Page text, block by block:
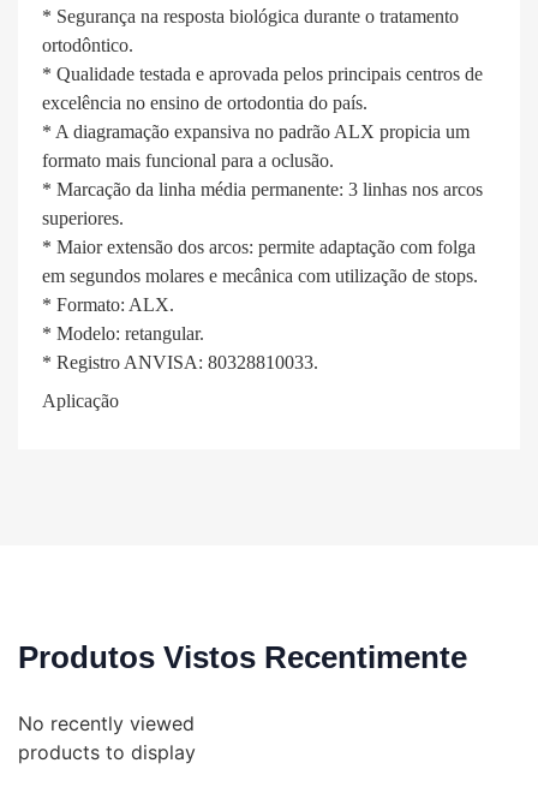
* Segurança na resposta biológica durante o tratamento
ortodôntico.
* Qualidade testada e aprovada pelos principais centros de
excelência no ensino de ortodontia do país.
* A diagramação expansiva no padrão ALX propicia um
formato mais funcional para a oclusão.
* Marcação da linha média permanente: 3 linhas nos arcos
superiores.
* Maior extensão dos arcos: permite adaptação com folga
em segundos molares e mecânica com utilização de stops.
* Formato: ALX.
* Modelo: retangular.
* Registro ANVISA: 80328810033.
Aplicação
Produtos Vistos Recentimente
No recently viewed
products to display